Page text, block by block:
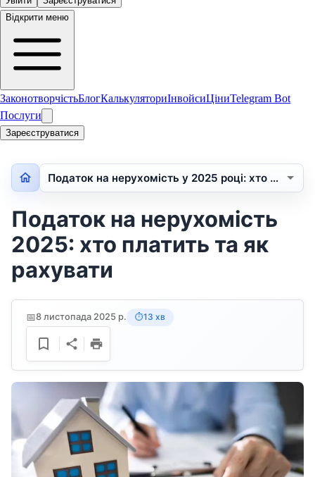
Відкрити меню
ЗаконотворчістьБлогКалькуляториІнвойсиЦіниTelegram Bot
Послуги
Зареєструватися
Податок на нерухомість у 2025 році: хто має…
Податок на нерухомість
2025: хто платить та як
рахувати
📅8 листопада 2025 р. ⏱️13 хв